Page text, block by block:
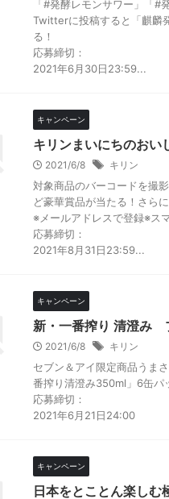
「#発酵レモンサワー」「#
Twitterに投稿すると「麒麟
る！
応募締切：
2021年6月30日23:59...
キャンペーン
キリンまいにちのおい
2021/6/8 キリン
対象商品のバーコードを撮
ど豪華賞品が当たる！さら
※メールアドレスで登録※ス
応募締切：
2021年8月31日23:59...
キャンペーン
新・一番搾り 清澄み
2021/6/8 キリン
セブン＆アイ限定商品うま
番搾り清澄み350ml」6缶パ
応募締切：
2021年6月21日24:00
キャンペーン
日本をとことん楽し